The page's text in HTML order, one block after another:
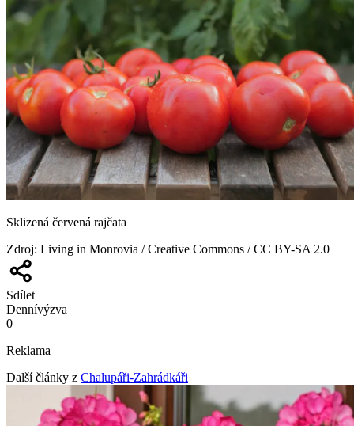
Sklizená červená rajčata
Zdroj: Living in Monrovia / Creative Commons / CC BY-SA 2.0
Sdílet
Dennívýzva
0
Reklama
Další články z Chalupáři-Zahrádkáři